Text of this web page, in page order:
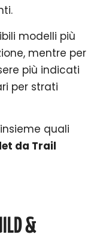
modelli più
mentre per
più indicati
per strati
quali
da Trail
&